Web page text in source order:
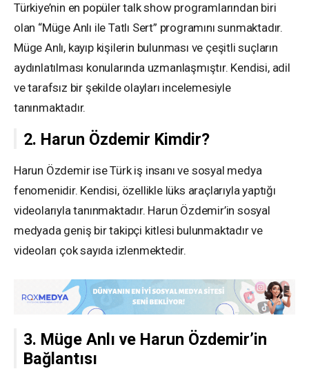
Türkiye’nin en popüler talk show programlarından biri
olan “Müge Anlı ile Tatlı Sert” programını sunmaktadır.
Müge Anlı, kayıp kişilerin bulunması ve çeşitli suçların
aydınlatılması konularında uzmanlaşmıştır. Kendisi, adil
ve tarafsız bir şekilde olayları incelemesiyle
tanınmaktadır.
2. Harun Özdemir Kimdir?
Harun Özdemir ise Türk iş insanı ve sosyal medya
fenomenidir. Kendisi, özellikle lüks araçlarıyla yaptığı
videolarıyla tanınmaktadır. Harun Özdemir’in sosyal
medyada geniş bir takipçi kitlesi bulunmaktadır ve
videoları çok sayıda izlenmektedir.
3. Müge Anlı ve Harun Özdemir’in
Bağlantısı